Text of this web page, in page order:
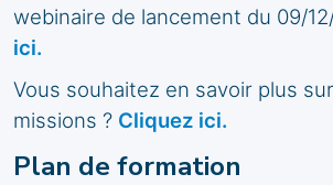
webinaire de lancement du 09/
ici.
Vous souhaitez en savoir plus
missions ? Cliquez ici.
Plan de formation